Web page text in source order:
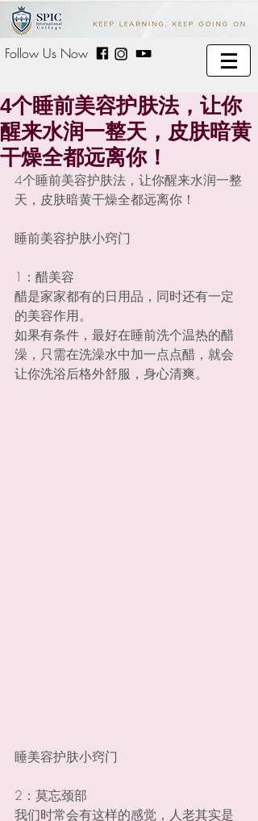
Follow Us Now
4个睡前美容护肤法，让你
醒来水润一整天，皮肤暗黄
干燥全都远离你！
4个睡前美容护肤法，让你醒来水润一整
天，皮肤暗黄干燥全都远离你！
睡前美容护肤小窍门
1：醋美容
醋是家家都有的日用品，同时还有一定
的美容作用。
如果有条件，最好在睡前洗个温热的醋
澡，只需在洗澡水中加一点点醋，就会
让你洗浴后格外舒服，身心清爽。
睡美容护肤小窍门
2：莫忘颈部
我们时常会有这样的感觉，人老其实是